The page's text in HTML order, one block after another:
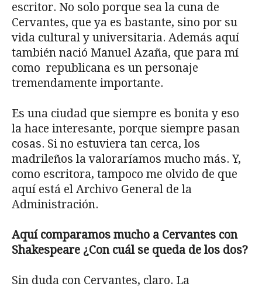
escritor. No solo porque sea la cuna de
Cervantes, que ya es bastante, sino por su
vida cultural y universitaria. Además aquí
también nació Manuel Azaña, que para mí
como republicana es un personaje
tremendamente importante.
Es una ciudad que siempre es bonita y eso
la hace interesante, porque siempre pasan
cosas. Si no estuviera tan cerca, los
madrileños la valoraríamos mucho más. Y,
como escritora, tampoco me olvido de que
aquí está el Archivo General de la
Administración.
Aquí comparamos mucho a Cervantes con
Shakespeare ¿Con cuál se queda de los dos?
Sin duda con Cervantes, claro. La